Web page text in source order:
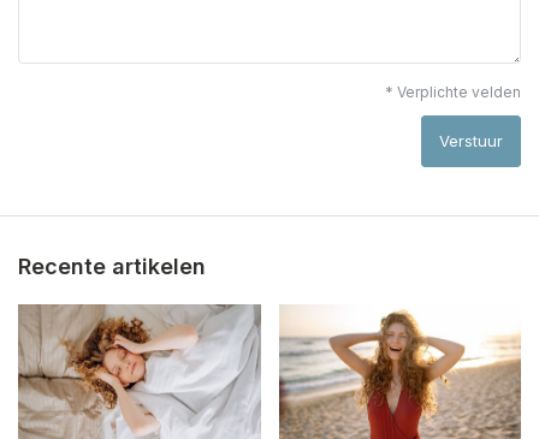
* Verplichte velden
Verstuur
Recente artikelen